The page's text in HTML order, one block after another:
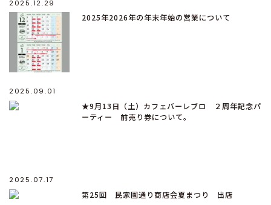
2025.12.29
2025年2026年の年末年始の営業について
2025.09.01
★9月13日（土）カフェバーレブロ ２周年記念パ
ーティー 前売り券について。
2025.07.17
第25回 民家園通り商店会夏まつり 出店